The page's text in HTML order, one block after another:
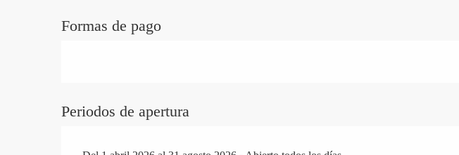
Formas de pago
Periodos de apertura